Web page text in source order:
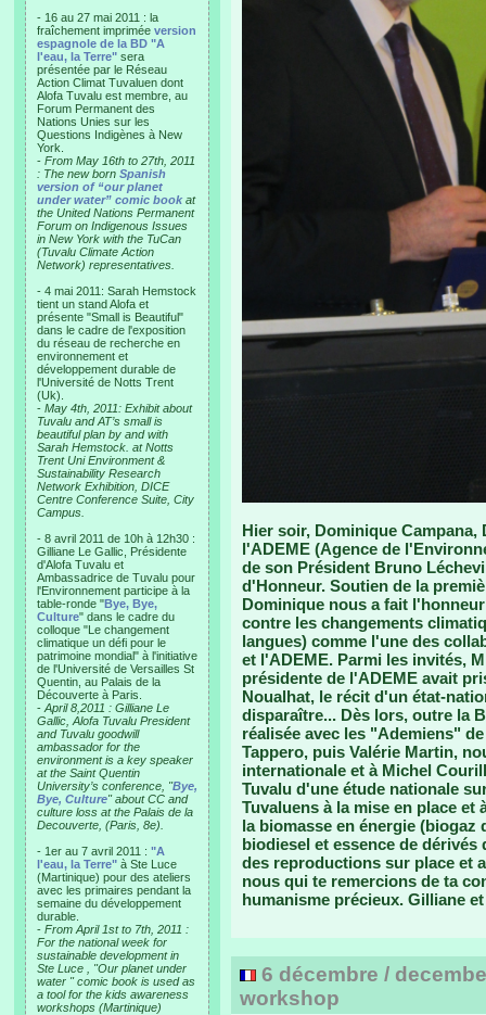
- 16 au 27 mai 2011 : la
fraîchement imprimée version
espagnole de la BD "A
l'eau, la Terre" sera
présentée par le Réseau
Action Climat Tuvaluen dont
Alofa Tuvalu est membre, au
Forum Permanent des
Nations Unies sur les
Questions Indigènes à New
York.
- From May 16th to 27th, 2011
: The new born Spanish
version of “our planet
under water” comic book at
the United Nations Permanent
Forum on Indigenous Issues
in New York with the TuCan
(Tuvalu Climate Action
Network) representatives.
- 4 mai 2011: Sarah Hemstock
tient un stand Alofa et
présente "Small is Beautiful"
dans le cadre de l'exposition
du réseau de recherche en
environnement et
développement durable de
l'Université de Notts Trent
(Uk).
- May 4th, 2011: Exhibit about
Tuvalu and AT’s small is
beautiful plan by and with
Sarah Hemstock. at Notts
Trent Uni Environment &
Sustainability Research
Network Exhibition, DICE
Centre Conference Suite, City
Campus.
- 8 avril 2011 de 10h à 12h30 :
Gilliane Le Gallic, Présidente
d'Alofa Tuvalu et
Ambassadrice de Tuvalu pour
l'Environnement participe à la
table-ronde "Bye, Bye,
Culture" dans le cadre du
colloque "Le changement
climatique un défi pour le
patrimoine mondial" à l'initiative
de l'Université de Versailles St
Quentin, au Palais de la
Découverte à Paris.
- April 8,2011 : Gilliane Le
Gallic, Alofa Tuvalu President
and Tuvalu goodwill
ambassador for the
environment is a key speaker
at the Saint Quentin
University’s conference, "Bye,
Bye, Culture" about CC and
culture loss at the Palais de la
Decouverte, (Paris, 8e).
- 1er au 7 avril 2011 : "A
l'eau, la Terre" à Ste Luce
(Martinique) pour des ateliers
avec les primaires pendant la
semaine du développement
durable.
- From April 1st to 7th, 2011 :
For the national week for
sustainable development in
Ste Luce , "Our planet under
water " comic book is used as
a tool for the kids awareness
workshops (Martinique)
Hier soir, Dominique
l'ADEME (Agence de
de son Président Bruno
d'Honneur. Soutien de la
Dominique nous a fait
contre les changements
langues) comme l'une des
et l'ADEME. Parmi les invités,
présidente de l'ADEME avait
Noualhat, le récit d'un état-
disparaître... Dès lors, outre la
réalisée avec les "Ademiens"
Tappero, puis Valérie Martin,
internationale et à Michel
Tuvalu d'une étude nationale
Tuvaluens à la mise en place
la biomasse en énergie
biodiesel et essence de
des reproductions sur place et
nous qui te remercions de ta
humanisme précieux. Gilliane
6 décembre /
workshop